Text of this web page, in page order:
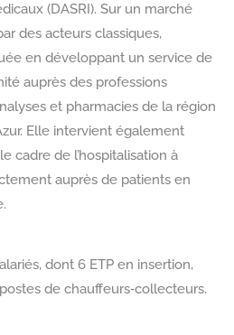
(DASRI). Sur un marché
des acteurs classiques,
en développant un service de
auprès des professions
et pharmacies de la région
Elle intervient également
cadre de l’hospitalisation à
auprès de patients en
dont 6 ETP en insertion,
de chauffeurs‑collecteurs.